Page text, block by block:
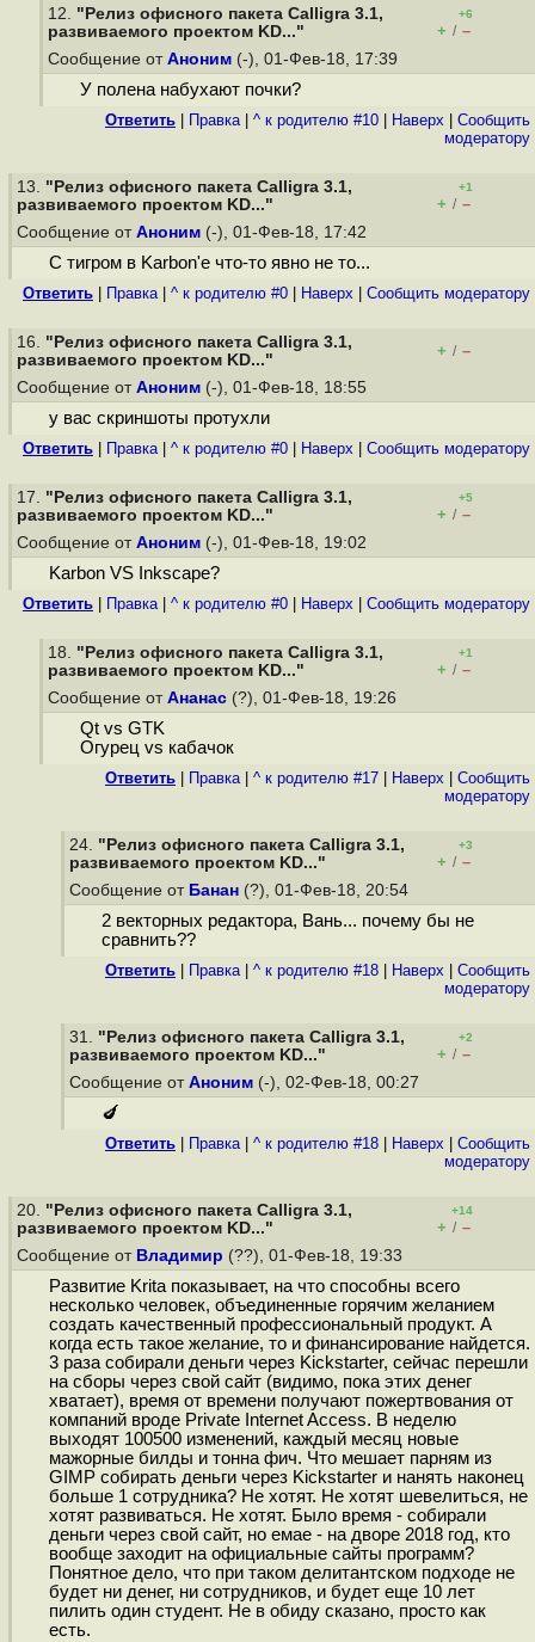
12. "Релиз офисного пакета Calligra 3.1,
развиваемого проектом KD..."
+6
+ / –
Сообщение от Аноним (-), 01-Фев-18, 17:39
У полена набухают почки?
Ответить Правка| ^ к родителю #10 Наверх
Cообщить
модератору
13. "Релиз офисного пакета Calligra 3.1,
развиваемого проектом KD..."
+1
+ / –
Сообщение от Аноним (-), 01-Фев-18, 17:42
С тигром в Karbon'е что-то явно не то...
Ответить Правка| ^ к родителю #0 Наверх Cообщить модератору
16. "Релиз офисного пакета Calligra 3.1,
развиваемого проектом KD..."
+ / –
Сообщение от Аноним (-), 01-Фев-18, 18:55
у вас скриншоты протухли
Ответить Правка| ^ к родителю #0 Наверх Cообщить модератору
17. "Релиз офисного пакета Calligra 3.1,
развиваемого проектом KD..."
+5
+ / –
Сообщение от Аноним (-), 01-Фев-18, 19:02
Karbon VS Inkscape?
Ответить Правка| ^ к родителю #0 Наверх Cообщить модератору
18. "Релиз офисного пакета Calligra 3.1,
развиваемого проектом KD..."
+1
+ / –
Сообщение от Ананас (?), 01-Фев-18, 19:26
Qt vs GTK
Огурец vs кабачок
Ответить Правка| ^ к родителю #17 Наверх
Cообщить
модератору
24. "Релиз офисного пакета Calligra 3.1,
развиваемого проектом KD..."
+3
+ / –
Сообщение от Банан (?), 01-Фев-18, 20:54
2 векторных редактора, Вань... почему бы не
сравнить??
Ответить Правка| ^ к родителю #18 Наверх
Cообщить
модератору
31. "Релиз офисного пакета Calligra 3.1,
развиваемого проектом KD..."
+2
+ / –
Сообщение от Аноним (-), 02-Фев-18, 00:27
🍆
Ответить Правка| ^ к родителю #18 Наверх
Cообщить
модератору
20. "Релиз офисного пакета Calligra 3.1,
развиваемого проектом KD..."
+14
+ / –
Сообщение от Владимир (??), 01-Фев-18, 19:33
Развитие Krita показывает, на что способны всего
несколько человек, объединенные горячим желанием
создать качественный профессиональный продукт. А
когда есть такое желание, то и финансирование найдется.
3 раза собирали деньги через Kickstarter, сейчас перешли
на сборы через свой сайт (видимо, пока этих денег
хватает), время от времени получают пожертвования от
компаний вроде Private Internet Access. В неделю
выходят 100500 изменений, каждый месяц новые
мажорные билды и тонна фич. Что мешает парням из
GIMP собирать деньги через Kickstarter и нанять наконец
больше 1 сотрудника? Не хотят. Не хотят шевелиться, не
хотят развиваться. Не хотят. Было время - собирали
деньги через свой сайт, но емае - на дворе 2018 год, кто
вообще заходит на официальные сайты программ?
Понятное дело, что при таком делитантском подходе не
будет ни денег, ни сотрудников, и будет еще 10 лет
пилить один студент. Не в обиду сказано, просто как
есть.